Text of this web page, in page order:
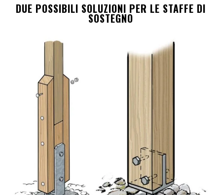
DUE POSSIBILI SOLUZIONI PER LE STAFFE DI
SOSTEGNO